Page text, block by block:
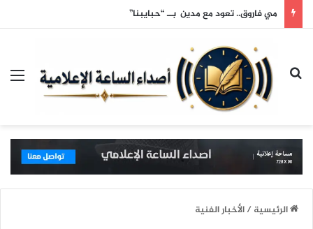
مي فاروق.. تعود مع مدين بــ “حبايبنا”
بحث عن
الرئيسية/الأخبار الفنية